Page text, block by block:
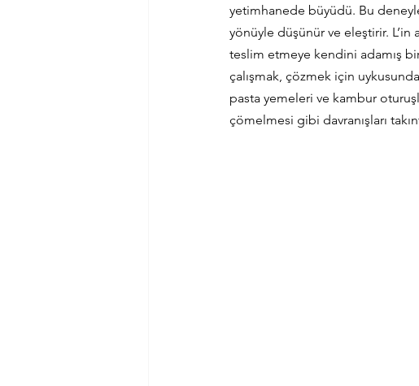
yetimhanede büyüdü. Bu
yönüyle düşünür ve eleştirir.
teslim etmeye kendini adamış
çalışmak, çözmek için
pasta yemeleri ve kambur
çömelmesi gibi davranışları